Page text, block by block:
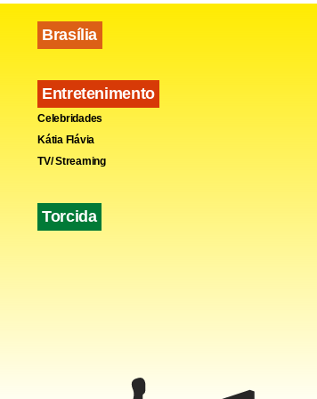
Brasília
Entretenimento
Celebridades
Kátia Flávia
TV/ Streaming
Torcida